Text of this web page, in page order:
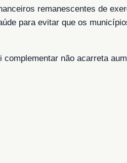
remanescentes de
para evitar que os
não acarreta